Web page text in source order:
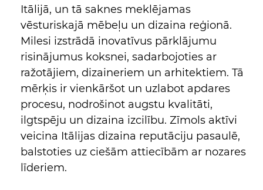
Itālijā, un tā saknes meklējamas
vēsturiskajā mēbeļu un dizaina reģionā.
Milesi izstrādā inovatīvus pārklājumu
risinājumus koksnei, sadarbojoties ar
ražotājiem, dizaineriem un arhitektiem. Tā
mērķis ir vienkāršot un uzlabot apdares
procesu, nodrošinot augstu kvalitāti,
ilgtspēju un dizaina izcilību. Zīmols aktīvi
veicina Itālijas dizaina reputāciju pasaulē,
balstoties uz ciešām attiecībām ar nozares
līderiem.